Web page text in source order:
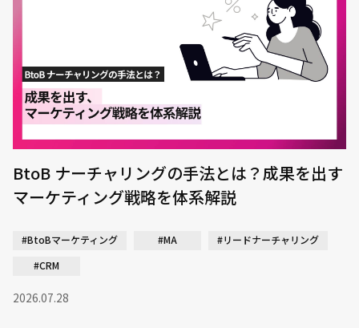
BtoB ナーチャリングの手法とは？成果を出す
マーケティング戦略を体系解説
#BtoBマーケティング #MA
#リードナーチャリング
#CRM
2026.07.28